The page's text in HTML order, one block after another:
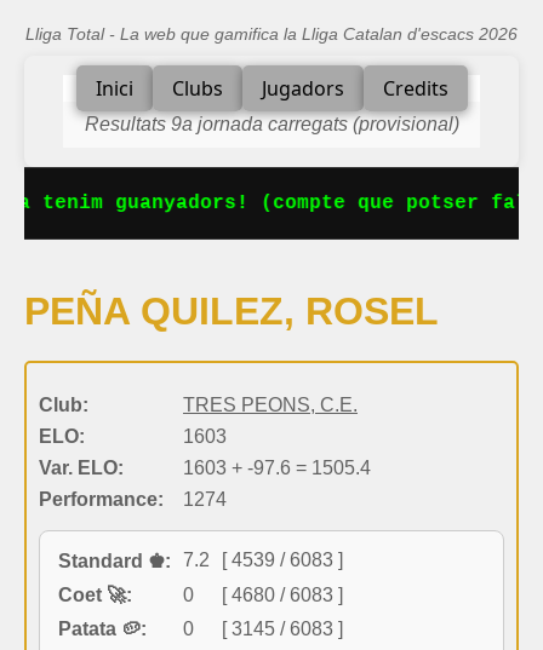
Lliga Total - La web que gamifica la Lliga Catalan d'escacs 2026
Inici Clubs Jugadors Credits
Resultats 9a jornada carregats (provisional)
tenim guanyadors! (compte que potser
PEÑA QUILEZ, ROSEL
Club:
TRES PEONS, C.E.
ELO:
1603
Var. ELO:
1603 + -97.6 = 1505.4
Performance:
1274
Standard ♚: 7.2
[ 4539 / 6083 ]
Coet 🚀:
0
[ 4680 / 6083 ]
Patata 🥔:
0
[ 3145 / 6083 ]